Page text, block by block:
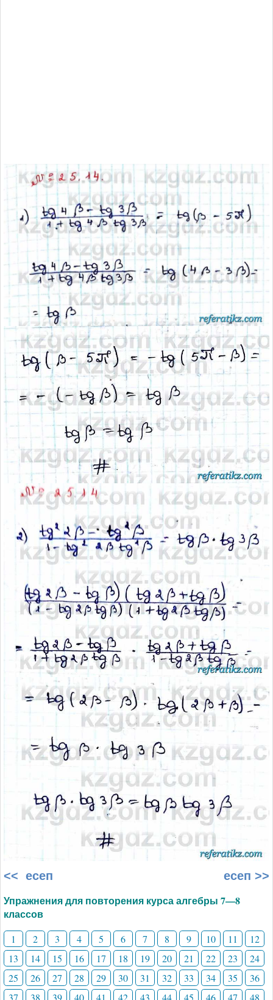
<< есеп есеп >>
Упражнения для повторения курса алгебры 7—8
классов
1 2 3 4 5 6 7 8 9 10 11
12
13
14 15 16 17 18 19 20 21 22 23
24
25
26 27 28 29 30 31 32 33 34 35
36
37
38 39 40 41 42 43 44 45 46 47 48